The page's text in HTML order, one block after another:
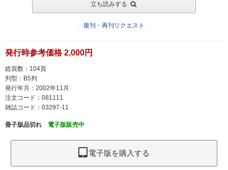
立ち読みする
復刊・再刊リクエスト
発行時参考価格 2,000円
総頁数：104頁
判型：B5判
発行年月：2002年11月
注文コード：081111
雑誌コード：03297-11
冊子版品切れ 電子版販売中
電子版を購入する